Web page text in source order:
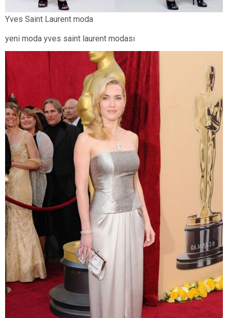
Yves Saint Laurent moda
yeni moda yves saint laurent modası